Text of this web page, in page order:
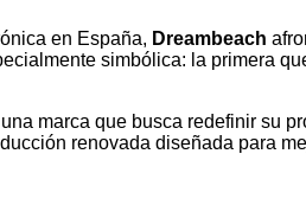
en España, Dreambeach
simbólica: la primera
marca que busca redefinir su
renovada diseñada para